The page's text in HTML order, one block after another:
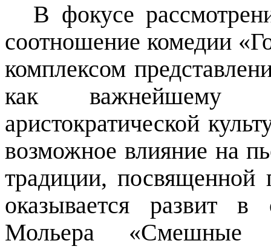
В фокусе
соотношение комедии
комплексом
как важнейшему
аристократической
возможное влияние на
традиции, посвященной
оказывается развит
Мольера «Смешные